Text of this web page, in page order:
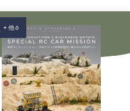
+ 他 6